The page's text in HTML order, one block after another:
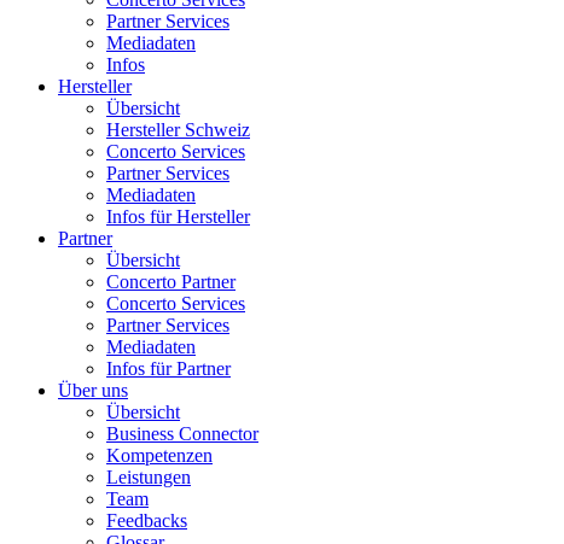
Partner Services
Mediadaten
Infos
Hersteller
Übersicht
Hersteller Schweiz
Concerto Services
Partner Services
Mediadaten
Infos für Hersteller
Partner
Übersicht
Concerto Partner
Concerto Services
Partner Services
Mediadaten
Infos für Partner
Über uns
Übersicht
Business Connector
Kompetenzen
Leistungen
Team
Feedbacks